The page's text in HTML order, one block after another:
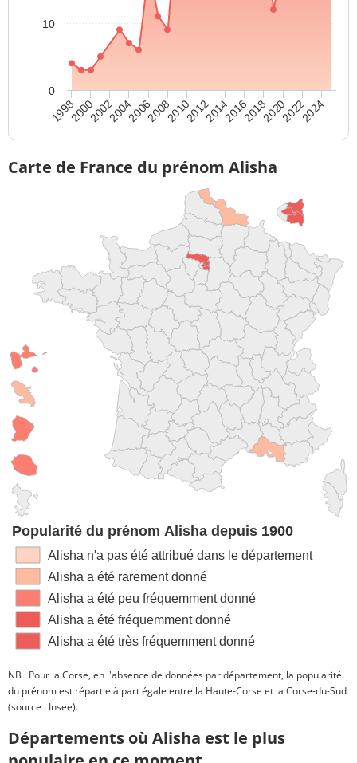
19982000200220042006200820102012201420162018202020222024
0
10
Carte de France du prénom Alisha
Popularité du prénom Alisha depuis 1900
Alisha n'a pas été attribué dans le département
Alisha a été rarement donné
Alisha a été peu fréquemment donné
Alisha a été fréquemment donné
Alisha a été très fréquemment donné
NB : Pour la Corse, en l'absence de données par département, la popularité
du prénom est répartie à part égale entre la Haute-Corse et la Corse-du-Sud
(source : Insee).
Départements où Alisha est le plus